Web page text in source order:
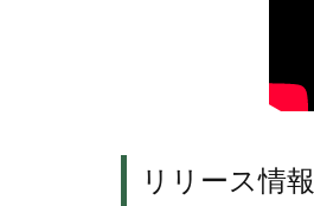
リリース情報